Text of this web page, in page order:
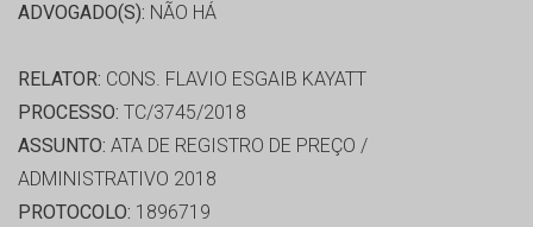
ADVOGADO(S): NÃO HÁ
RELATOR: CONS. FLAVIO ESGAIB KAYATT
PROCESSO: TC/3745/2018
ASSUNTO: ATA DE REGISTRO DE PREÇO /
ADMINISTRATIVO 2018
PROTOCOLO: 1896719